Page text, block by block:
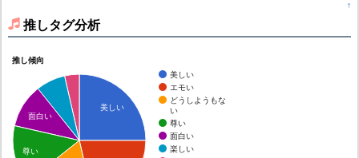
↑
推しタグ分析
推し傾向
美しい
エモい
どうしようもな
い
尊い
面白い
楽しい
美しい
面白い
尊い